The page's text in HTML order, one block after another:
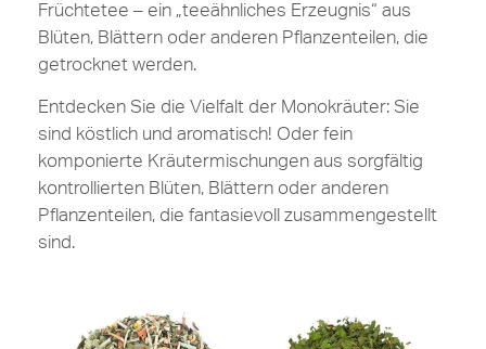
Früchtetee – ein „teeähnliches Erzeugnis“ aus
Blüten, Blättern oder anderen Pflanzenteilen, die
getrocknet werden.
Entdecken Sie die Vielfalt der Monokräuter: Sie
sind köstlich und aromatisch! Oder fein
komponierte Kräutermischungen aus sorgfältig
kontrollierten Blüten, Blättern oder anderen
Pflanzenteilen, die fantasievoll zusammengestellt
sind.